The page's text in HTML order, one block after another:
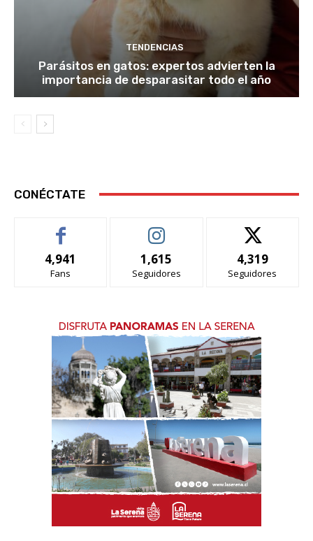
TENDENCIAS
Parásitos en gatos: expertos advierten la
importancia de desparasitar todo el año
CONÉCTATE
4,941
Fans
1,615
Seguidores
4,319
Seguidores